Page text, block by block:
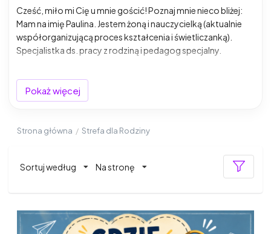
Cześć, miło mi Cię u mnie gościć! Poznaj mnie nieco bliżej:
Mam na imię Paulina. Jestem żoną i nauczycielką (aktualnie
współorganizującą proces kształcenia i świetliczanką).
Specjalistka ds. pracy z rodziną i pedagog specjalny.
Znajdziesz u mnie materiały do wykorzystania:
-w świetlicy,
-wszelakiego rodzaju zajęć pomocy pp,
-w domu z dziećmi, gdy już brak pomysłów na aktywności,
i wiele innych!
Pokaż więcej
Strona główna / Strefa dla Rodziny
Sortuj według Na stronę